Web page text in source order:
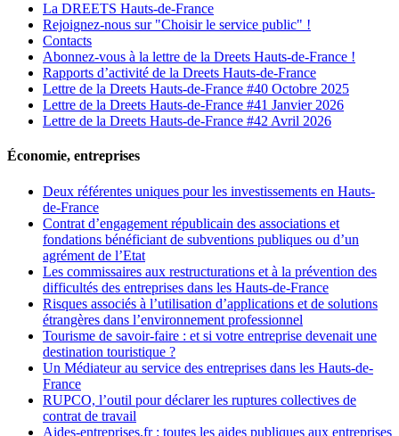
La DREETS Hauts-de-France
Rejoignez-nous sur "Choisir le service public" !
Contacts
Abonnez-vous à la lettre de la Dreets Hauts-de-France !
Rapports d’activité de la Dreets Hauts-de-France
Lettre de la Dreets Hauts-de-France #40 Octobre 2025
Lettre de la Dreets Hauts-de-France #41 Janvier 2026
Lettre de la Dreets Hauts-de-France #42 Avril 2026
Économie, entreprises
Deux référentes uniques pour les investissements en Hauts-
de-France
Contrat d’engagement républicain des associations et
fondations bénéficiant de subventions publiques ou d’un
agrément de l’Etat
Les commissaires aux restructurations et à la prévention des
difficultés des entreprises dans les Hauts-de-France
Risques associés à l’utilisation d’applications et de solutions
étrangères dans l’environnement professionnel
Tourisme de savoir-faire : et si votre entreprise devenait une
destination touristique ?
Un Médiateur au service des entreprises dans les Hauts-de-
France
RUPCO, l’outil pour déclarer les ruptures collectives de
contrat de travail
Aides-entreprises.fr : toutes les aides publiques aux entreprises